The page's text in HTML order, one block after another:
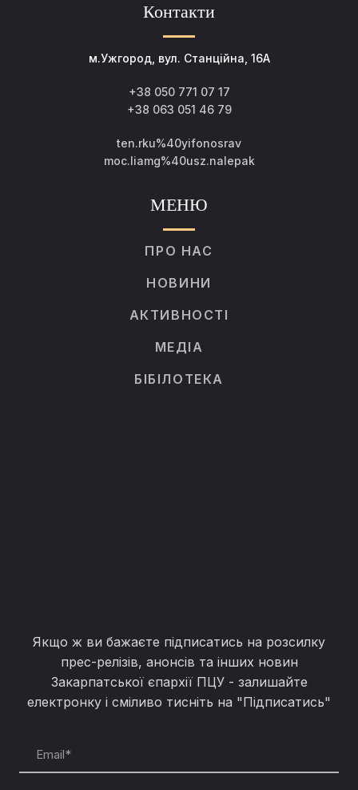
Контакти
м.Ужгород, вул. Станційна, 16А
+38 050 771 07 17
+38 063 051 46 79
ten.rku%40yifonosrav
moc.liamg%40usz.nalepak
МЕНЮ
ПРО НАС
НОВИНИ
АКТИВНОСТІ
МЕДІА
БІБІЛОТЕКА
Якщо ж ви бажаєте підписатись на розсилку
прес-релізів, анонсів та інших новин
Закарпатської єпархії ПЦУ - залишайте
електронку і сміливо тисніть на "Підписатись"